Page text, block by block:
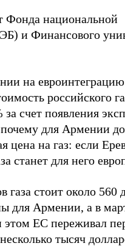
Фонда национальной
и Финансового
на евроинтеграцию
российского
счет появления
для Армении
цена на газ: если
станет для него
газа стоит около 560
для Армении, а в
этом ЕС переживал
тысяч